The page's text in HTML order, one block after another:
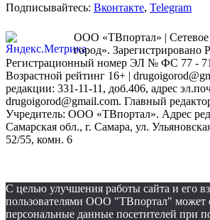
Подписывайтесь: Вконтакте, Telegram
ООО «ТВпортал» | Сетевое
город». Зарегистрировано
Регистрационный номер ЭЛ № ФС 77 -
Возрастной рейтинг 16+ |
редакции: 331-11-11, доб.406, адрес
drugoigorod@gmail.com. Главный
Учредитель: ООО «ТВпортал». Адрес
Самарская обл., г. Самара, ул.
52/55, комн. 6
С целью улучшения работы сайта и его
пользователями ООО "ТВпортал" может
персональные данные посетителей при